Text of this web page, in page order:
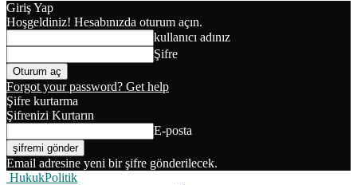
Giriş Yap
Hoşgeldiniz! Hesabınızda oturum açın.
kullanıcı adınız
Şifre
Forgot your password? Get help
Şifre kurtarma
Şifrenizi Kurtarın
E-posta
Email adresine yeni bir şifre gönderilecek.
HukukPolitik